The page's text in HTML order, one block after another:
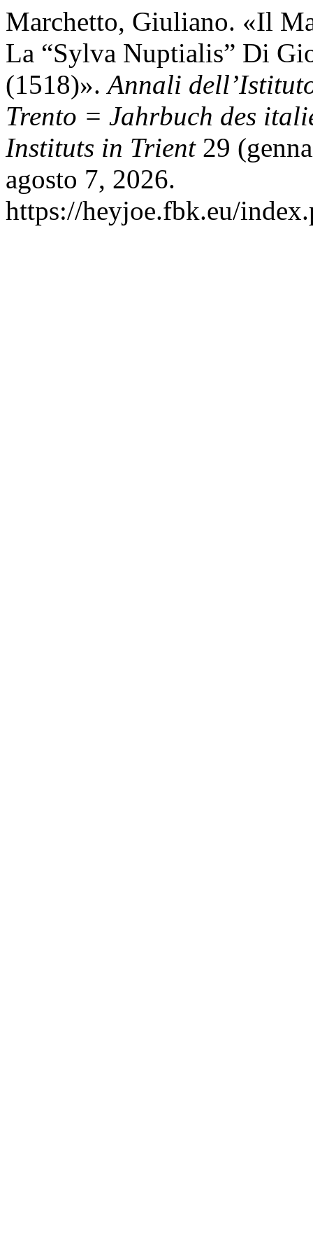
Marchetto, Giuliano. «Il
La “Sylva Nuptialis” Di
(1518)».Annali
Trento = Jahrbuch des
Instituts in Trient29
agosto 7, 2026.
https://heyjoe.fbk.eu/